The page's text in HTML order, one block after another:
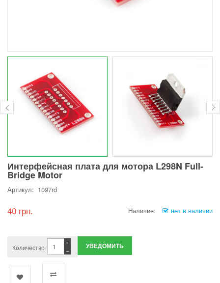
Интерфейсная плата для мотора L298N Full-
Bridge Motor
Артикул: 1097rd
40 грн. Наличие: нет в наличии
Количество −
+ УВЕДОМИТЬ